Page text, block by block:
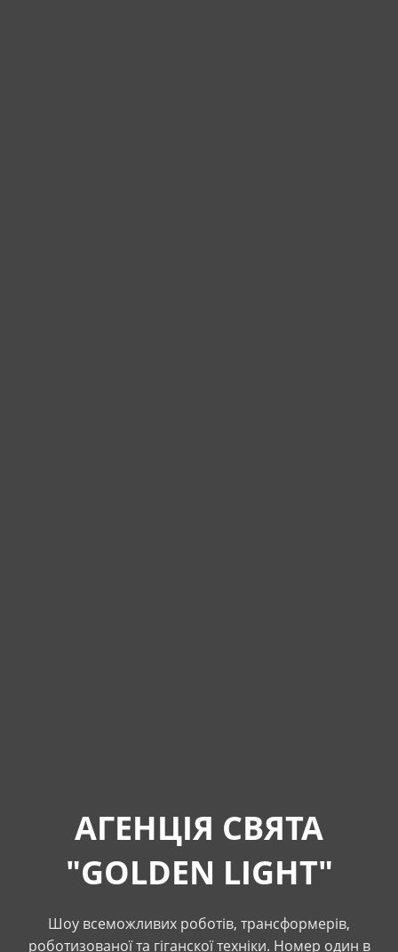
АГЕНЦІЯ СВЯТА
"GOLDEN LIGHT"
Шоу всеможливих роботів, трансформерів,
роботизованої та гіганскої техніки. Номер один в